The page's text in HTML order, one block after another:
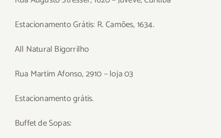
Estacionamento Grátis: R. Camões, 1634.
All Natural Bigorrilho
Rua Martim Afonso, 2910 – loja 03
Estacionamento grátis.
Buffet de Sopas: